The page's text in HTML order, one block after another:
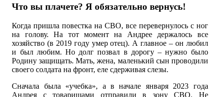
Что вы плачете? Я обязательно вернусь!
Когда пришла повестка на СВО, все перевернулось с ног
на голову. На тот момент на Андрее держалось все
хозяйство (в 2019 году умер отец). А главное – он любил
и был любим. Но долг позвал в дорогу – нужно было
Родину защищать. Мать, жена, маленький сын проводили
своего солдата на фронт, еле сдерживая слезы.
Сначала была «учебка», а в начале января 2023 года
Андрея с товарищами отправили в зону СВО. Не